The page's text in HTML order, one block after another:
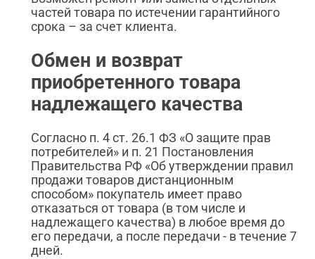
частей товара по истечении гарантийного
срока – за счет клиента.
Обмен и возврат
приобретенного товара
надлежащего качества
Согласно п. 4 ст. 26.1 ФЗ «О защите прав
потребителей» и п. 21 Постановления
Правительства РФ «Об утверждении правил
продажи товаров дистанционным
способом» покупатель имеет право
отказаться от товара (в том числе и
надлежащего качества) в любое время до
его передачи, а после передачи - в течение 7
дней.